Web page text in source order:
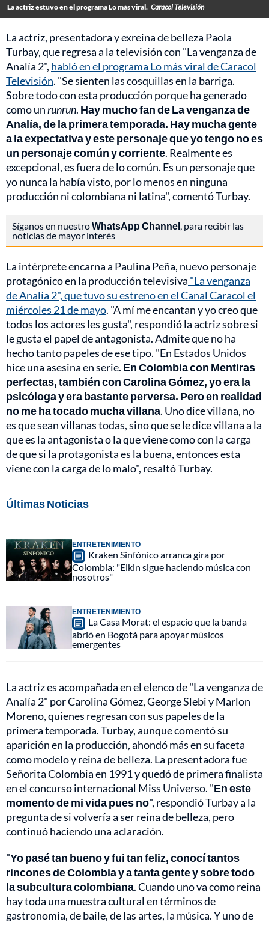
La actriz estuvo en el programa Lo más viral. Caracol Televisión
La actriz, presentadora y exreina de belleza Paola
Turbay, que regresa a la televisión con "La venganza de
Analía 2", habló en el programa Lo más viral de Caracol
Televisión. "Se sienten las cosquillas en la barriga.
Sobre todo con esta producción porque ha generado
como unrunrun. Hay mucho fan de La venganza de
Analía, de la primera temporada. Hay mucha gente
a la expectativa y este personaje que yo tengo no es
un personaje común y corriente. Realmente es
excepcional, es fuera de lo común. Es un personaje que
yo nunca la había visto, por lo menos en ninguna
producción ni colombiana ni latina", comentó Turbay.
Síganos en nuestroWhatsApp Channel, para recibir las
noticias de mayor interés
La intérprete encarna a Paulina Peña, nuevo personaje
protagónico en la producción televisiva "La venganza
de Analía 2", que tuvo su estreno en el Canal Caracol el
miércoles 21 de mayo. "A mí me encantan y yo creo que
todos los actores les gusta", respondió la actriz sobre si
le gusta el papel de antagonista. Admite que no ha
hecho tanto papeles de ese tipo. "En Estados Unidos
hice una asesina en serie. En Colombia con Mentiras
perfectas, también con Carolina Gómez, yo era la
psicóloga y era bastante perversa. Pero en realidad
no me ha tocado mucha villana. Uno dice villana, no
es que sean villanas todas, sino que se le dice villana a la
que es la antagonista o la que viene como con la carga
de que si la protagonista es la buena, entonces esta
viene con la carga de lo malo", resaltó Turbay.
Últimas Noticias
ENTRETENIMIENTO
Kraken Sinfónico arranca gira por
Colombia: "Elkin sigue haciendo música con
nosotros"
ENTRETENIMIENTO
La Casa Morat: el espacio que la banda
abrió en Bogotá para apoyar músicos
emergentes
La actriz es acompañada en el elenco de "La venganza de
Analía 2" por Carolina Gómez, George Slebi y Marlon
Moreno, quienes regresan con sus papeles de la
primera temporada. Turbay, aunque comentó su
aparición en la producción, ahondó más en su faceta
como modelo y reina de belleza. La presentadora fue
Señorita Colombia en 1991 y quedó de primera finalista
en el concurso internacional Miss Universo. "En este
momento de mi vida pues no", respondió Turbay a la
pregunta de si volvería a ser reina de belleza, pero
continuó haciendo una aclaración.
"Yo pasé tan bueno y fui tan feliz, conocí tantos
rincones de Colombia y a tanta gente y sobre todo
la subcultura colombiana. Cuando uno va como reina
hay toda una muestra cultural en términos de
gastronomía, de baile, de las artes, la música. Y uno de